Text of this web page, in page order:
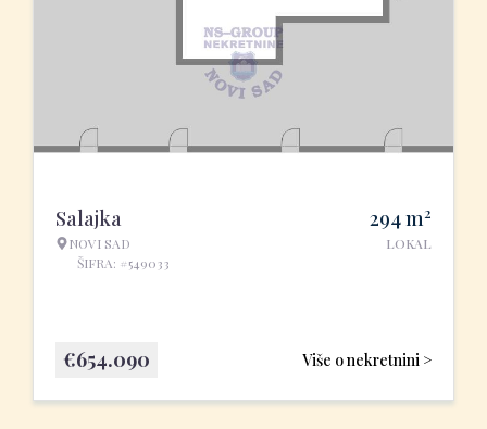
Salajka
NOVI SAD
ŠIFRA: #549033
294m2
LOKAL
Više o nekretnini >
€654.090